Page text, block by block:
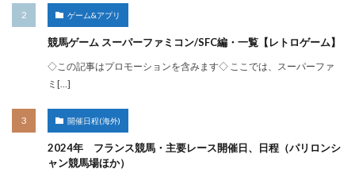
ゲーム&アプリ
競馬ゲーム スーパーファミコン/SFC編・一覧【レトロゲーム】
◇この記事はプロモーションを含みます◇ ここでは、スーパーファ
ミ[…]
開催日程(海外)
2024年 フランス競馬・主要レース開催日、日程（パリロンシ
ャン競馬場ほか）